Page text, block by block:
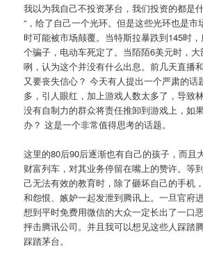
我以为我自己不投资茅台，我们投资的都是
“，给了自己一个光环。但是这些光环也是市
时可能被市场颠覆。当特斯拉暴跌到145时
个骗子，电动车死定了。当陌陌6美元时，
咧，认为这个并没有什么出息。前几天直播
又要丧失信心？ 今天有人提出一个严肃的话
多，引人眼红，加上游戏人数太多了，导致
没有自制力的群众将责任推卸到游戏上，如
办？ 这是一个非常值得思考的话题。
这里的80后90后逐渐也有自己的孩子，而且
财富列车，对其业务停留在嘴上的赞许。等
己无法有效的教育时，除了砸坏自己的手机
和怨恨、嫉妒一起发泄到腾讯上。一旦官府
想到平时免费用微信的大众一定长出了一口
抨击腾讯公司。并且我可以想见这些人踩踏
踩踏茅台。